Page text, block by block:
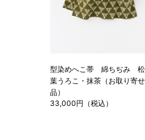
型染めへこ帯 綿ちぢみ 松
葉うろこ・抹茶（お取り寄せ
品）
33,000円（税込）